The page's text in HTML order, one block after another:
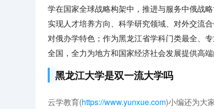
学在国家全球战略构架中，推进与服务中俄战
实现人才培养方向、科学研究领域、对外交流
对俄办学特色；作为黑龙江省学科门类最全、
全国，全力为地方和国家经济社会发展提供高
黑龙江大学是双一流大学吗
云学教育(https://www.yunxue.com)小编还为大